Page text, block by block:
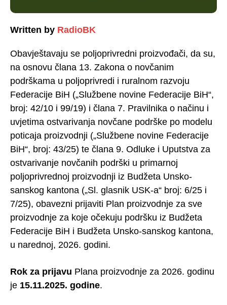
Written by RadioBK
Obavještavaju se poljoprivredni proizvođači, da su,
na osnovu člana 13. Zakona o novčanim
podrškama u poljoprivredi i ruralnom razvoju
Federacije BiH („Službene novine Federacije BiH“,
broj: 42/10 i 99/19) i člana 7. Pravilnika o načinu i
uvjetima ostvarivanja novčane podrške po modelu
poticaja proizvodnji („Službene novine Federacije
BiH“, broj: 43/25) te člana 9. Odluke i Uputstva za
ostvarivanje novčanih podrški u primarnoj
poljoprivrednoj proizvodnji iz Budžeta Unsko-
sanskog kantona („Sl. glasnik USK-a“ broj: 6/25 i
7/25), obavezni prijaviti Plan proizvodnje za sve
proizvodnje za koje očekuju podršku iz Budžeta
Federacije BiH i Budžeta Unsko-sanskog kantona,
u narednoj, 2026. godini.
Rok za prijavu Plana proizvodnje za 2026. godinu
je 15.11.2025. godine.